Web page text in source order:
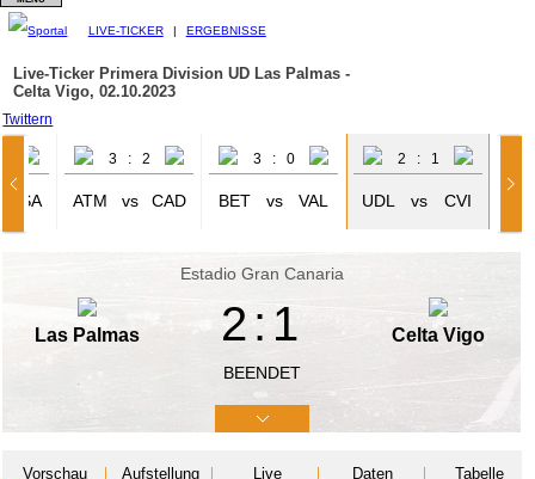
LIVE-TICKER | ERGEBNISSE
Live-Ticker Primera Division UD Las Palmas -
Celta Vigo, 02.10.2023
Twittern
OSA
3 : 2
ATM vs CAD
3 : 0
BET vs VAL
2 : 1
UDL vs CVI
Estadio Gran Canaria
Las Palmas 2:1
BEENDET
Celta Vigo
Vorschau Aufstellung Live Daten Tabelle